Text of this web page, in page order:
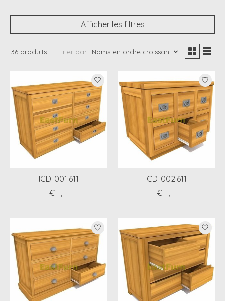
Afficher les filtres
36 produits Trier par Noms en ordre croissant
ICD-001.611
€--,--
ICD-002.611
€--,--